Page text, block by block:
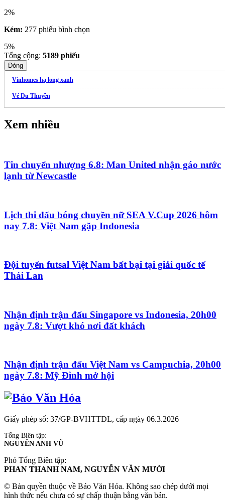
2%
Kém: 277 phiếu bình chọn
5%
Tổng cộng: 5189 phiếu
Đóng
Vinhomes hạ long xanh
Vé Du Thuyền
Xem nhiều
Tin chuyển nhượng 6.8: Man United nhận gáo nước
lạnh từ Newcastle
Lịch thi đấu bóng chuyền nữ SEA V.Cup 2026 hôm
nay 7.8: Việt Nam gặp Indonesia
Đội tuyển futsal Việt Nam bất bại tại giải quốc tế
Thái Lan
Nhận định trận đấu Singapore vs Indonesia, 20h00
ngày 7.8: Vượt khó nơi đất khách
Nhận định trận đấu Việt Nam vs Campuchia, 20h00
ngày 7.8: Mỹ Đình mở hội
Giấy phép số: 37/GP-BVHTTDL, cấp ngày 06.3.2026
Tổng Biên tập:
NGUYỄN ANH VŨ
Phó Tổng Biên tập:
PHAN THANH NAM, NGUYỄN VĂN MƯỜI
© Bản quyền thuộc về Báo Văn Hóa. Không sao chép dưới mọi
hình thức nếu chưa có sự chấp thuận bằng văn bản.